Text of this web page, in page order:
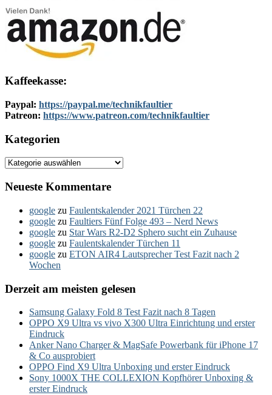
Kaffeekasse:
Paypal: https://paypal.me/technikfaultier
Patreon: https://www.patreon.com/technikfaultier
Kategorien
Kategorien
Neueste Kommentare
google zu Faulentskalender 2021 Türchen 22
google zu Faultiers Fünf Folge 493 – Nerd News
google zu Star Wars R2-D2 Sphero sucht ein Zuhause
google zu Faulentskalender Türchen 11
google zu ETON AIR4 Lautsprecher Test Fazit nach 2
Wochen
Derzeit am meisten gelesen
Samsung Galaxy Fold 8 Test Fazit nach 8 Tagen
OPPO X9 Ultra vs vivo X300 Ultra Einrichtung und erster
Eindruck
Anker Nano Charger & MagSafe Powerbank für iPhone 17
& Co ausprobiert
OPPO Find X9 Ultra Unboxing und erster Eindruck
Sony 1000X THE COLLEXION Kopfhörer Unboxing &
erster Eindruck